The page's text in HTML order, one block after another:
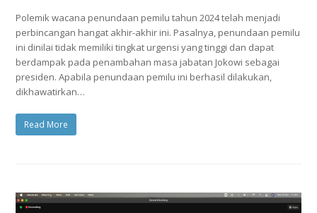
Polemik wacana penundaan pemilu tahun 2024 telah menjadi
perbincangan hangat akhir-akhir ini. Pasalnya, penundaan pemilu
ini dinilai tidak memiliki tingkat urgensi yang tinggi dan dapat
berdampak pada penambahan masa jabatan Jokowi sebagai
presiden. Apabila penundaan pemilu ini berhasil dilakukan,
dikhawatirkan…
Read More